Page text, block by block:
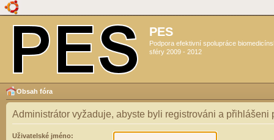
PES
Podpora efektivní spolupráce
sféry 2009 - 2012
Obsah fóra
Administrátor vyžaduje, abyste byli registrováni a přihlášeni
Uživatelské jméno: